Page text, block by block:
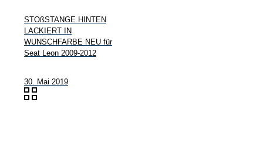
STOßSTANGE HINTEN
LACKIERT IN
WUNSCHFARBE NEU für
Seat Leon 2009-2012
30. Mai 2019